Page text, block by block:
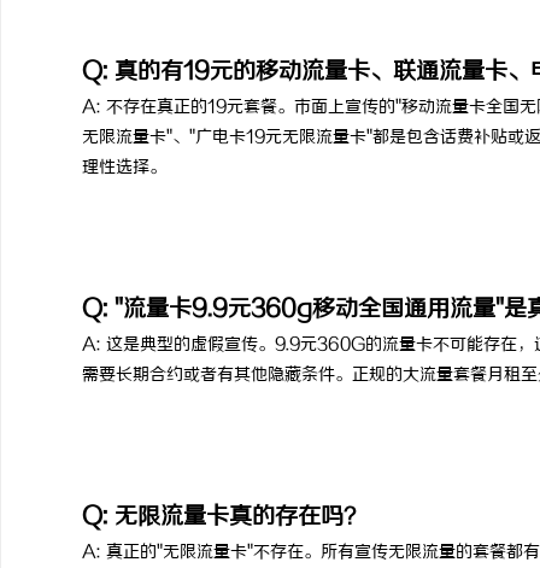
Q: 真的有19元的移动流量卡、联通流量卡、
A: 不存在真正的19元套餐。市面上宣传的"移动流量卡全国
无限流量卡"、"广电卡19元无限流量卡"都是包含话费补贴或
理性选择。
Q: "流量卡9.9元360g移动全国通用流量"是
A: 这是典型的虚假宣传。9.9元360G的流量卡不可能存在
需要长期合约或者有其他隐藏条件。正规的大流量套餐月租
Q: 无限流量卡真的存在吗？
A: 真正的"无限流量卡"不存在。所有宣传无限流量的套餐都